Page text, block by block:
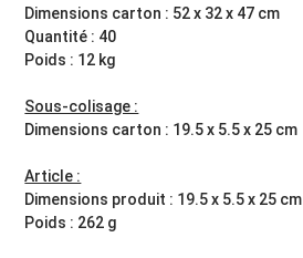
Dimensions carton : 52 x 32 x 47 cm
Quantité : 40
Poids : 12 kg
Sous-colisage :
Dimensions carton : 19.5 x 5.5 x 25 cm
Article :
Dimensions produit : 19.5 x 5.5 x 25 cm
Poids : 262 g